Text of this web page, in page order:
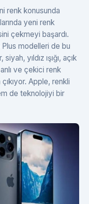
renk konusunda
yeni renk
çekmeyi başardı.
Plus modelleri de bu
yıldız ışığı, açık
ve çekici renk
çıkıyor. Apple, renkli
de teknolojiyi bir